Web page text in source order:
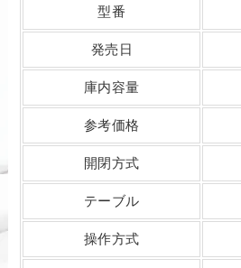
型番
発売日
庫内容量
参考価格
開閉方式
テーブル
操作方式